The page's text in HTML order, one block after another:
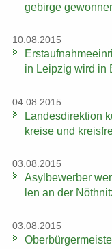
ge­bir­ge
10.08.2015
in Leip­zig wird in
04.08.2015
Lan­des­di­rek­ti­on
krei­se und
03.08.2015
Asyl­be­wer­ber
len an der
03.08.2015